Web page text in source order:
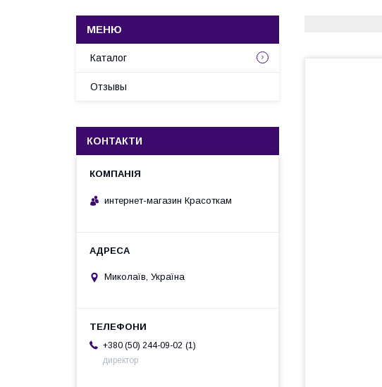
Каталог
Отзывы
КОНТАКТИ
интернет-магазин Красоткам
Миколаїв, Україна
+380 (50) 244-09-02
1
директор